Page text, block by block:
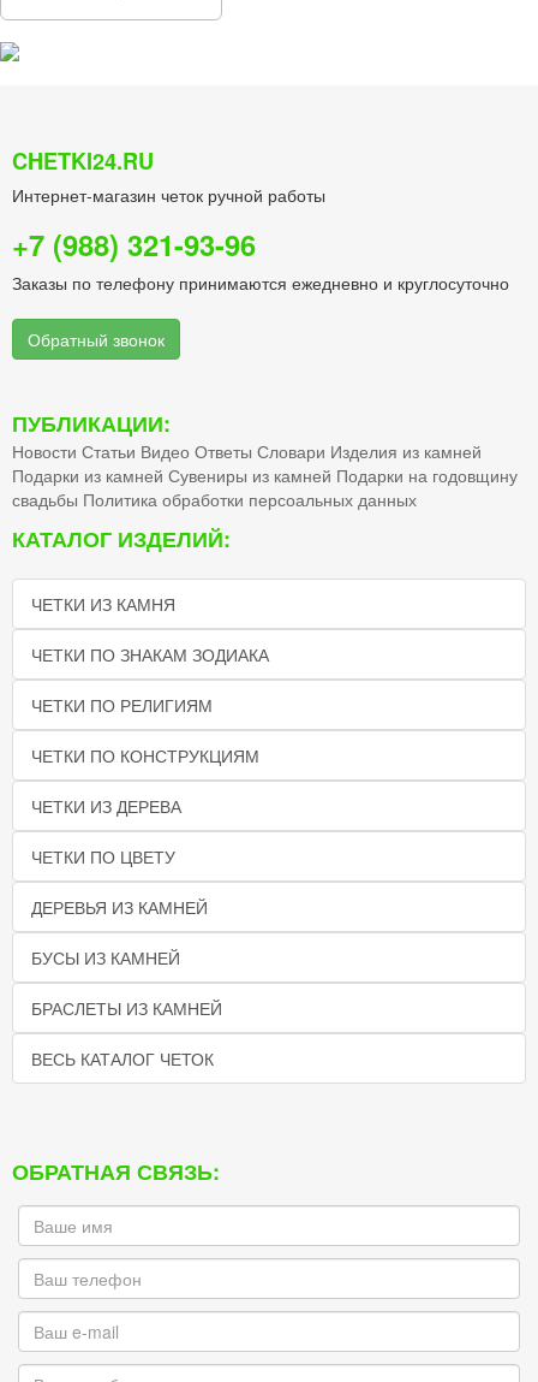
CHETKI24.RU
Интернет-магазин четок ручной работы
+7 (988) 321-93-96
Заказы по телефону принимаются ежедневно и круглосуточно
Обратный звонок
ПУБЛИКАЦИИ:
Новости Статьи Видео Ответы Словари Изделия из камней
Подарки из камней Сувениры из камней Подарки на годовщину
свадьбы Политика обработки персоальных данных
КАТАЛОГ ИЗДЕЛИЙ:
ЧЕТКИ ИЗ КАМНЯ
ЧЕТКИ ПО ЗНАКАМ ЗОДИАКА
ЧЕТКИ ПО РЕЛИГИЯМ
ЧЕТКИ ПО КОНСТРУКЦИЯМ
ЧЕТКИ ИЗ ДЕРЕВА
ЧЕТКИ ПО ЦВЕТУ
ДЕРЕВЬЯ ИЗ КАМНЕЙ
БУСЫ ИЗ КАМНЕЙ
БРАСЛЕТЫ ИЗ КАМНЕЙ
ВЕСЬ КАТАЛОГ ЧЕТОК
ОБРАТНАЯ СВЯЗЬ: